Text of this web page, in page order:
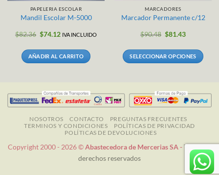
PAPELERIA ESCOLAR
Mandil Escolar M-5000
$82.36 El
era:
$82.36.
$74.12El
es:
$74.12.
IVA INCLUIDO
AÑADIR AL CARRITO
MARCADORES
Marcador Permanente c/12
$90.48 $81.43
SELECCIONAR OPCIONES
múltiples
variantes.
Las
opciones
pueden
NOSOTROS CONTACTO
PREGUNTAS FRECUENTES
TERMINOS Y CONDICIONES
POLÍTICAS DE PRIVACIDAD
POLÍTICAS DE DEVOLUCIONES
Copyright 2000 - 2026 ©Abastecedora de Mercerias SA -Todos los
derechos reservados